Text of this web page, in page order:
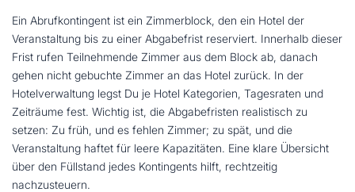
Ein Abrufkontingent ist ein Zimmerblock, den ein Hotel der
Veranstaltung bis zu einer Abgabefrist reserviert. Innerhalb dieser
Frist rufen Teilnehmende Zimmer aus dem Block ab, danach
gehen nicht gebuchte Zimmer an das Hotel zurück. In der
Hotelverwaltung legst Du je Hotel Kategorien, Tagesraten und
Zeiträume fest. Wichtig ist, die Abgabefristen realistisch zu
setzen: Zu früh, und es fehlen Zimmer; zu spät, und die
Veranstaltung haftet für leere Kapazitäten. Eine klare Übersicht
über den Füllstand jedes Kontingents hilft, rechtzeitig
nachzusteuern.